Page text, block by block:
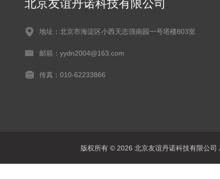
北京友谊丹诺科技有限公司
地址：北京市海淀区小西天志强南园一号塔楼803室
邮箱：yydn2004@163.com
传真：010-62233866
版权所有 © 2026 北京友谊丹诺科技有限